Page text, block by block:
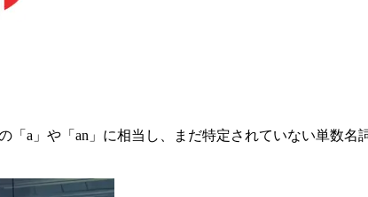
a」や「an」に相当し、まだ特定されていない単数名